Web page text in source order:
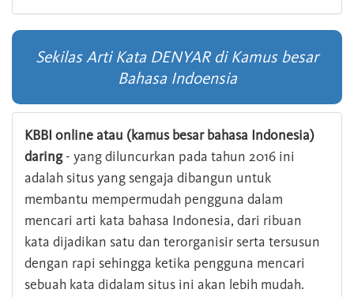
Sekilas Arti Kata DENYAR di Kamus besar
Bahasa Indoensia
KBBI online atau (kamus besar bahasa Indonesia)
daring- yang diluncurkan pada tahun 2016 ini
adalah situs yang sengaja dibangun untuk
membantu mempermudah pengguna dalam
mencari arti kata bahasa Indonesia, dari ribuan
kata dijadikan satu dan terorganisir serta tersusun
dengan rapi sehingga ketika pengguna mencari
sebuah kata didalam situs ini akan lebih mudah.